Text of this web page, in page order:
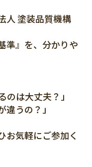
人 塗装品質機構
準』を、分かりや
のは大丈夫？」
違うの？」
お気軽にご参加く